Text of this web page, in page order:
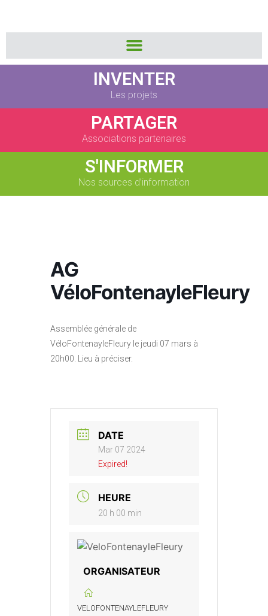
INVENTER
Les projets
PARTAGER
Associations partenaires
S'INFORMER
Nos sources d’information
AG
VéloFontenayleFleury
Assemblée générale de
VéloFontenayleFleury le jeudi 07 mars à
20h00. Lieu à préciser.
DATE
Mar 07 2024
Expired!
HEURE
20 h 00 min
ORGANISATEUR
VELOFONTENAYLEFLEURY